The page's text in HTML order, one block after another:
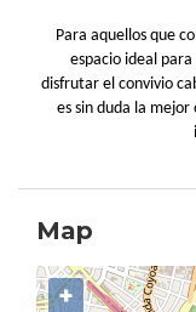
Para aquellos que
espacio ideal
disfrutar el convivio
es sin duda la
Map
+